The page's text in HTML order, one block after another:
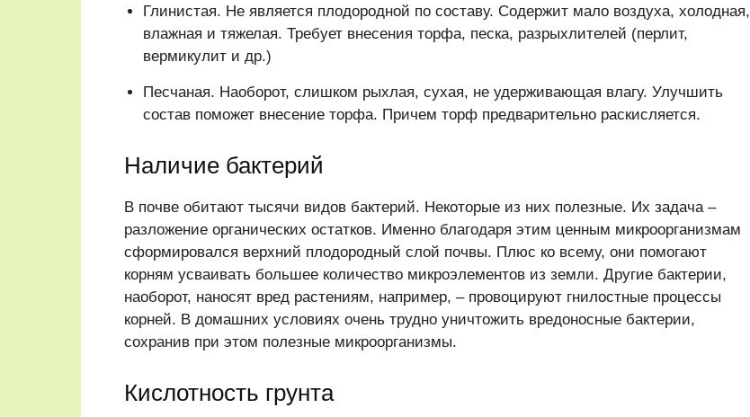
Глинистая. Не является плодородной по составу. Содержит мало воздуха, холодная,
влажная и тяжелая. Требует внесения торфа, песка, разрыхлителей (перлит,
вермикулит и др.)
Песчаная. Наоборот, слишком рыхлая, сухая, не удерживающая влагу. Улучшить
состав поможет внесение торфа. Причем торф предварительно раскисляется.
Наличие бактерий
В почве обитают тысячи видов бактерий. Некоторые из них полезные. Их задача –
разложение органических остатков. Именно благодаря этим ценным микроорганизмам
сформировался верхний плодородный слой почвы. Плюс ко всему, они помогают
корням усваивать большее количество микроэлементов из земли. Другие бактерии,
наоборот, наносят вред растениям, например, – провоцируют гнилостные процессы
корней. В домашних условиях очень трудно уничтожить вредоносные бактерии,
сохранив при этом полезные микроорганизмы.
Кислотность грунта